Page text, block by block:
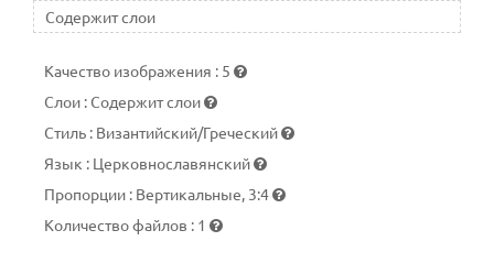
Содержит слои
Качество изображения : 5
Слои :Содержит слои
Стиль : Византийский/Греческий
Язык : Церковнославянский
Пропорции : Вертикальные, 3:4
Количество файлов : 1